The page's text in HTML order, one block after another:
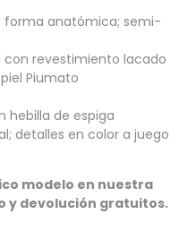
forma anatómica; semi-
con revestimiento lacado
Piumato
hebilla de espiga
detalles en color a juego
modelo en nuestra
y devolución gratuitos.